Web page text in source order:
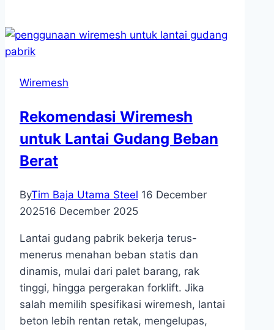
Wiremesh
Rekomendasi Wiremesh
untuk Lantai Gudang Beban
Berat
ByTim Baja Utama Steel 16 December
202516 December 2025
Lantai gudang pabrik bekerja terus-
menerus menahan beban statis dan
dinamis, mulai dari palet barang, rak
tinggi, hingga pergerakan forklift. Jika
salah memilih spesifikasi wiremesh, lantai
beton lebih rentan retak, mengelupas,